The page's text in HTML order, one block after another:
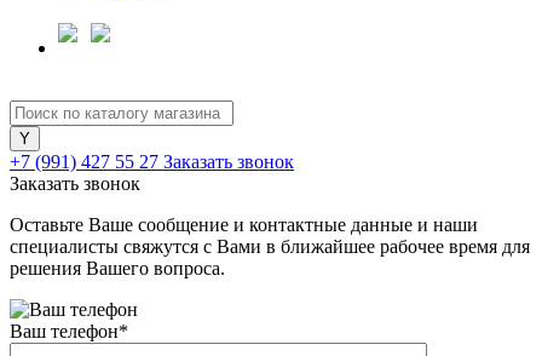
+7 (991) 427 55 27 Заказать звонок
Заказать звонок
Оставьте Ваше сообщение и контактные данные и наши
специалисты свяжутся с Вами в ближайшее рабочее время для
решения Вашего вопроса.
Ваш телефон*
График платежей
Сегодня
25%
Добавляйте товары
в корзину
Оплачивайте сегодня только